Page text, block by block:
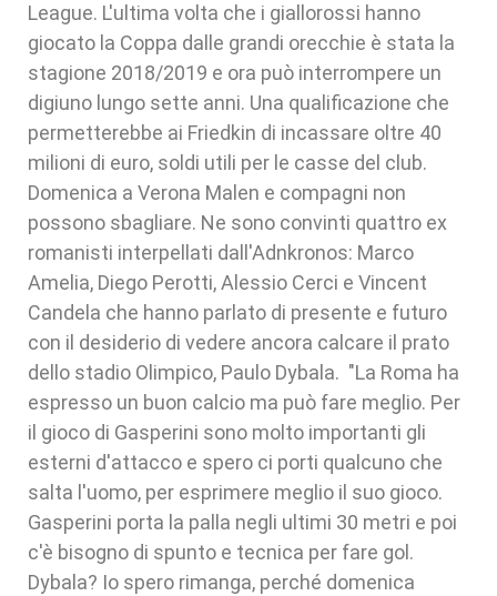
League. L'ultima volta che i giallorossi hanno
giocato la Coppa dalle grandi orecchie è stata la
stagione 2018/2019 e ora può interrompere un
digiuno lungo sette anni. Una qualificazione che
permetterebbe ai Friedkin di incassare oltre 40
milioni di euro, soldi utili per le casse del club.
Domenica a Verona Malen e compagni non
possono sbagliare. Ne sono convinti quattro ex
romanisti interpellati dall'Adnkronos: Marco
Amelia, Diego Perotti, Alessio Cerci e Vincent
Candela che hanno parlato di presente e futuro
con il desiderio di vedere ancora calcare il prato
dello stadio Olimpico, Paulo Dybala. "La Roma ha
espresso un buon calcio ma può fare meglio. Per
il gioco di Gasperini sono molto importanti gli
esterni d'attacco e spero ci porti qualcuno che
salta l'uomo, per esprimere meglio il suo gioco.
Gasperini porta la palla negli ultimi 30 metri e poi
c'è bisogno di spunto e tecnica per fare gol.
Dybala? Io spero rimanga, perché domenica